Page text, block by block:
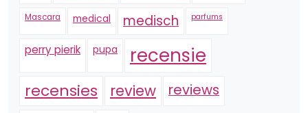
Mascara medical medisch parfums
perry pierik pupa recensie
recensies review reviews